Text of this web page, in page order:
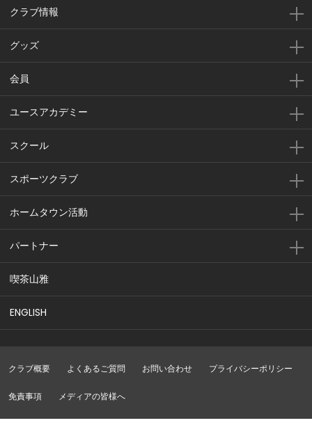
クラブ情報
グッズ
会員
ユースアカデミー
スクール
スポーツクラブ
ホームタウン活動
パートナー
喫茶山雅
ENGLISH
クラブ概要 よくあるご質問 お問い合わせ プライバシーポリシー
免責事項 メディアの皆様へ